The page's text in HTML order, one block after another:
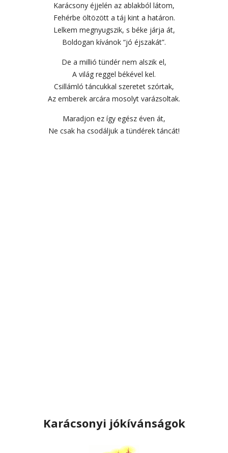
Karácsony éjjelén az ablakból látom,
Fehérbe öltözött a táj kint a határon.
Lelkem megnyugszik, s béke járja át,
Boldogan kívánok “jó éjszakát”.
De a millió tündér nem alszik el,
A világ reggel békével kel.
Csillámló táncukkal szeretet szórtak,
Az emberek arcára mosolyt varázsoltak.
Maradjon ez így egész éven át,
Ne csak ha csodáljuk a tündérek táncát!
Karácsonyi jókívánságok